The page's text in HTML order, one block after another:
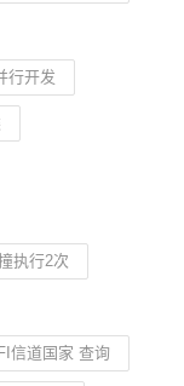
行开发
执行2次
信道国家 查询